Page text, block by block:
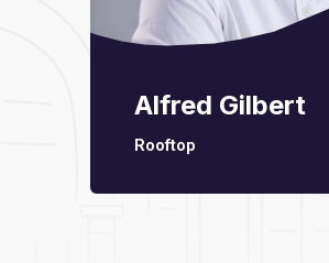
Alfred Gilbert
Rooftop